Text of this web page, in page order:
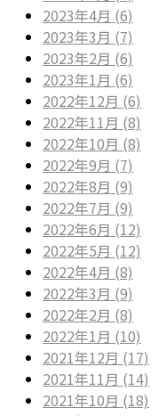
2023年4月 (6)
2023年3月 (7)
2023年2月 (6)
2023年1月 (6)
2022年12月 (6)
2022年11月 (8)
2022年10月 (8)
2022年9月 (7)
2022年8月 (9)
2022年7月 (9)
2022年6月 (12)
2022年5月 (12)
2022年4月 (8)
2022年3月 (9)
2022年2月 (8)
2022年1月 (10)
2021年12月 (17)
2021年11月 (14)
2021年10月 (18)